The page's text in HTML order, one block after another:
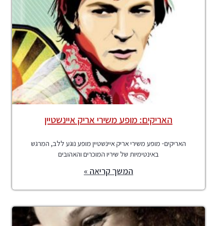
האריקים: מופע משירי אריק איינשטיין
האריקים- מופע משירי אריק איינשטיין מופע נוגע ללב, המרגש
באינטימיות של שיריו המוכרים והאהובים
המשך קריאה »